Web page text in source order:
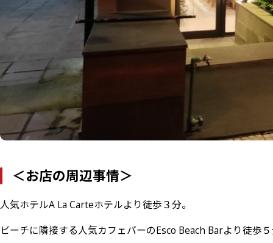
＜お店の周辺事情＞
人気ホテルA La Carteホテルより徒歩３分。
ビーチに隣接する人気カフェバーのEsco Beach Barより徒歩